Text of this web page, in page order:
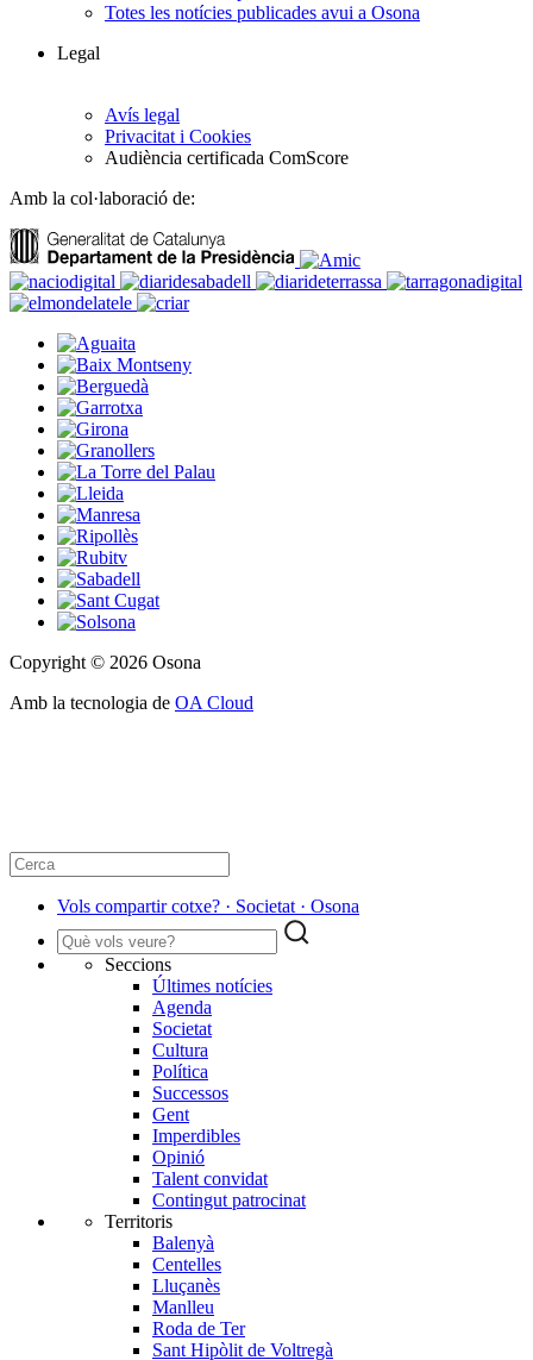
Totes les notícies publicades avui a Osona
Legal
Avís legal
Privacitat i Cookies
Audiència certificada ComScore
Amb la col·laboració de:
Copyright © 2026 Osona
Amb la tecnologia de OA Cloud
Vols compartir cotxe? · Societat · Osona
Seccions
Últimes notícies
Agenda
Societat
Cultura
Política
Successos
Gent
Imperdibles
Opinió
Talent convidat
Contingut patrocinat
Territoris
Balenyà
Centelles
Lluçanès
Manlleu
Roda de Ter
Sant Hipòlit de Voltregà